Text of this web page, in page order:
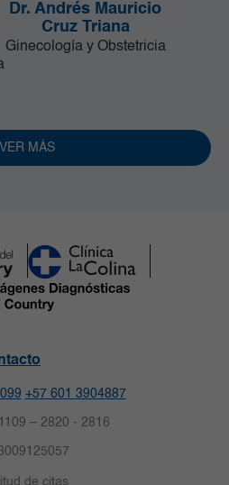
Dr. Andrés Mauricio
Cruz Triana
Ginecología y Obstetricia
VER MÁS
+57 601 3904887
– 2820 - 2816
de citas